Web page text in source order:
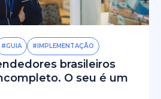
#GUIA #IMPLEMENTAÇÃO
brasileiros
O seu é um